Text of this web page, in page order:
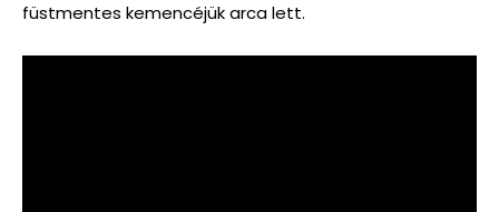
füstmentes kemencéjük arca lett.